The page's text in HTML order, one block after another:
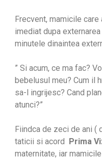
Frecvent, mamicile
imediat dupa
minutele dinaintea
” Si acum, ce ma fac?
bebelusul meu? Cum il
sa-l ingrijesc? Cand
atunci?”
Fiindca de zeci de ani (
taticii si acord Prima
maternitate, iar